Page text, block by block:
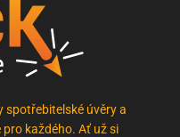
spotřebitelské úvěry a
každého. Ať už si